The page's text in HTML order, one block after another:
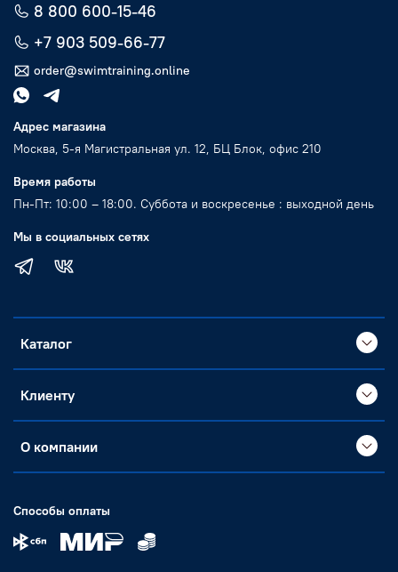
8 800 600-15-46
+7 903 509-66-77
order@swimtraining.online
Адрес магазина
Москва, 5-я Магистральная ул. 12, БЦ Блок, офис 210
Время работы
Пн-Пт: 10:00 – 18:00. Суббота и воскресенье : выходной день
Мы в социальных сетях
Каталог
Клиенту
О компании
Способы оплаты